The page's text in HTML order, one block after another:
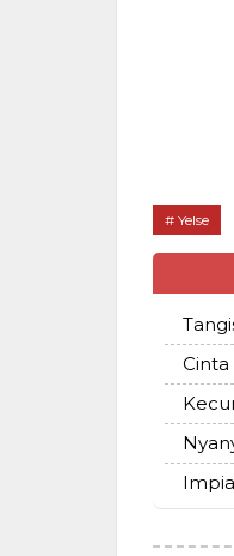
Yelse
Cinta